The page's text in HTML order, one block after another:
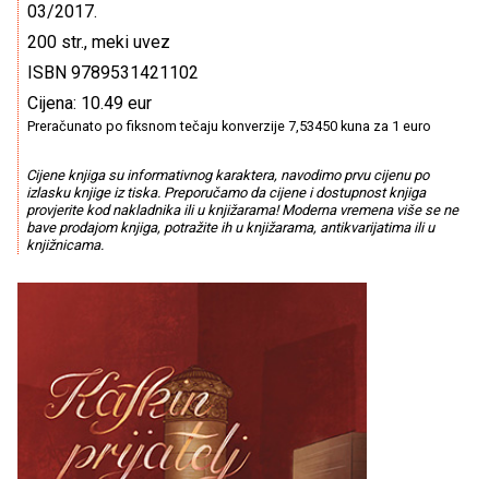
03/2017.
200 str., meki uvez
ISBN 9789531421102
Cijena: 10.49 eur
Preračunato po fiksnom tečaju konverzije 7,53450 kuna za 1 euro
Cijene knjiga su informativnog karaktera, navodimo prvu cijenu po
izlasku knjige iz tiska. Preporučamo da cijene i dostupnost knjiga
provjerite kod nakladnika ili u knjižarama! Moderna vremena više se ne
bave prodajom knjiga, potražite ih u knjižarama, antikvarijatima ili u
knjižnicama.